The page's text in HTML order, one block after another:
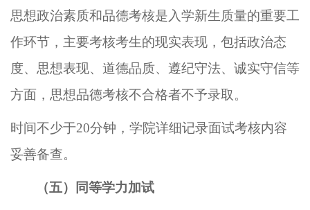
思想政治素质和品德考核是入学新生质量的重要工
作环节， 主要考核考生的现实表现，包括政治态
度、思想表现、道德品质、遵纪守法、诚实守信等
方面，思想品德考核不合格者不予录取。
时间不少于20分钟，学院详细记录面试考核内容
妥善备查。
（五） 同等学力加试